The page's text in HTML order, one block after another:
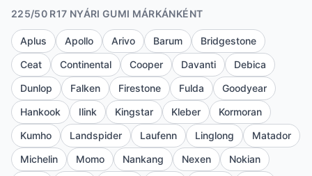
225/50 R17 NYÁRI GUMI MÁRKÁNKÉNT
Aplus Apollo Arivo Barum
Bridgestone
Ceat
Continental Cooper Davanti
Debica
Dunlop
Falken Firestone Fulda
Goodyear
Hankook
Ilink Kingstar Kleber
Kormoran
Kumho
Landspider Laufenn Linglong
Matador
Michelin
Momo Nankang Nexen
Nokian